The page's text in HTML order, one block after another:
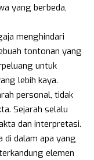
yang berbeda,
menghindari
tontonan yang
untuk
lebih kaya.
personal, tidak
Sejarah selalu
dan interpretasi.
di dalam apa yang
elemen